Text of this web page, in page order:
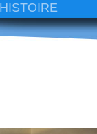
HISTOIRE